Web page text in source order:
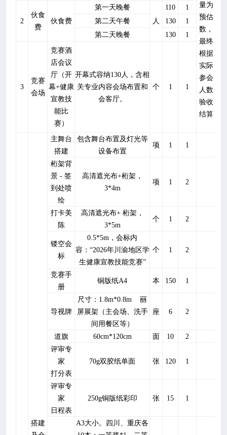
量为
预估
数，
最终
根据
实际
参会
人数
验收
结算
2
伙食
费
伙食费
第一天晚餐
人
110
1
第二天午餐
130
1
第二天晚餐
130 1
3
竞赛
会场
竞赛酒
店会议
厅（开
幕+健康
宣教技
能比
赛）
开幕式容纳130 人，含相
关专业内容会场布置和
会客厅。
个 1 1
搭建
主舞台
搭建
包含舞台布置及灯光等
设备布置
项 1 1
桁架背
景 -签
到处喷
绘
高清遮光布+桁架，
3*4m
项 1 2
打卡美
陈
高清遮光布+ 桁架，
3*5m
个 1 2
镂空会
标
0.5*5m ，会标内
容：“2026年川渝地区学
生健康宣教技能竞赛”
个 1 2
竞赛手
册
铜版纸A4 本 150 1
导视牌
尺寸： 1.8m*0.8m丽
屏展架（主会场、洗手
间用餐区等）
座 6 2
道旗 60cm*120cm 面 10
2
评审专
家
打分表
70g双胶纸单面 张 120 1
评审专
家
日程表
250g铜版纸彩印 张 15 1
A3大小。四川、重庆各